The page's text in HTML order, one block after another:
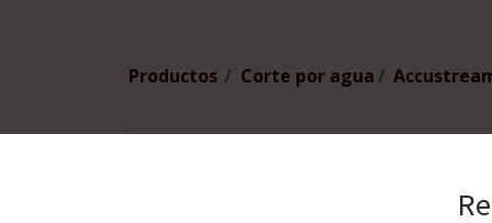
Productos Corte por agua